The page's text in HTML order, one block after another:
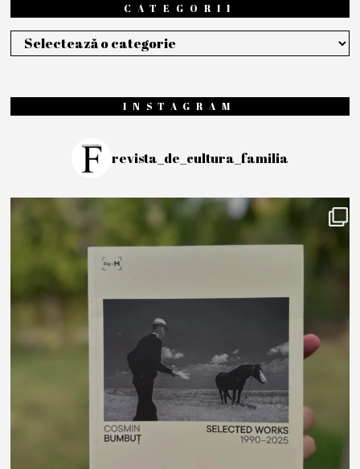
CATEGORII
Categorii
INSTAGRAM
revista_de_cultura_familia